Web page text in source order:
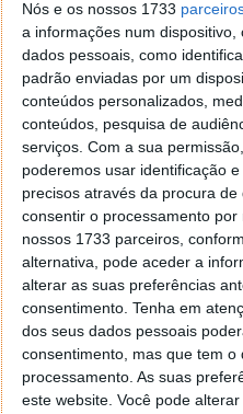
Nós e os nossos 1733
a informações num
dados pessoais, como
padrão enviadas por um
conteúdos personalizados,
conteúdos, pesquisa de
serviços. Com a sua
poderemos usar identificação
precisos através da procura
consentir o processamento
nossos 1733 parceiros,
alternativa, pode aceder a
alterar as suas preferências
consentimento. Tenha em
dos seus dados pessoais
consentimento, mas que tem
processamento. As suas
este website. Você pode
anterior
Algo que a equipa que
questão de criar foi uma
máximo da superfície